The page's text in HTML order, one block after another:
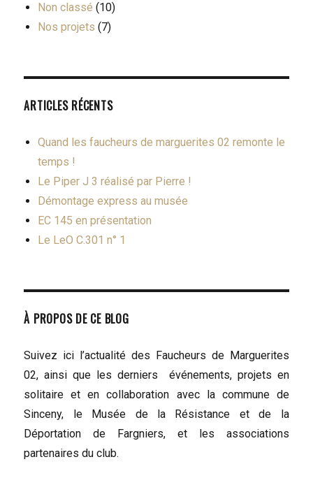
Non classé (10)
Nos projets (7)
ARTICLES RÉCENTS
Quand les faucheurs de marguerites 02 remonte le
temps !
Le Piper J 3 réalisé par Pierre !
Démontage express au musée
EC 145 en présentation
Le LeO C.301 n° 1
À PROPOS DE CE BLOG
Suivez ici l’actualité des Faucheurs de Marguerites
02, ainsi que les derniers événements, projets en
solitaire et en collaboration avec la commune de
Sinceny, le Musée de la Résistance et de la
Déportation de Fargniers, et les associations
partenaires du club.